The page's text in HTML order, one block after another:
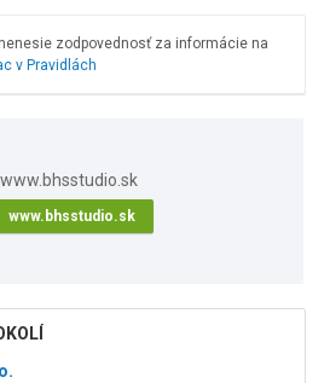
zodpovednosť za informácie na
v Pravidlách
www.bhsstudio.sk